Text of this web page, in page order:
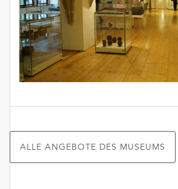
ALLE ANGEBOTE DES MUSEUMS